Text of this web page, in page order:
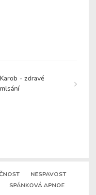
Karob - zdravé
mlsání
NESPAVOST
SPÁNKOVÁ APNOE